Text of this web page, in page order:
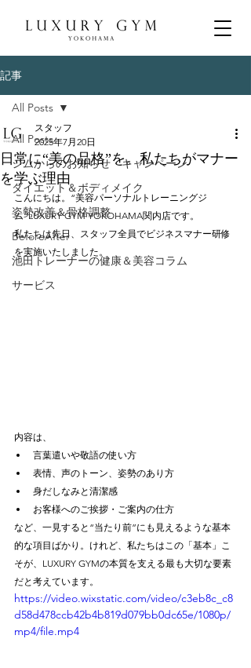
記事
All Posts
ジムからのお知らせ・キャンペーン
ダイエット＆ボディメイク
姿勢改善＆骨格調整
BeforeAfter
池田トレーナーの健康＆美容コラム
サービス
All Posts
日常に“美の品格”を。私たちがマナー
を学ぶ理由
スタッフ
2025年7月20日
こんにちは。“美容パーソナルトレーニングジ
ム”LUXURY GYM YOKOHAMA関内店です。
私たちは先日、スタッフ全員でビジネスマナー研修
を実施いたしました。
内容は、
言葉遣いや敬語の使い方
表情、声のトーン、姿勢のあり方
身だしなみと清潔感
お客様へのご挨拶・ご案内の仕方
など、一見すると“当たり前”にも見えるような基本
的な項目ばかり。けれど、私たちはこの「基本」こ
そが、LUXURY GYMの本質を支える最も大切な要素
だと考えています。
https://video.wixstatic.com/video/c3eb8c_c8
d58d478ccb42b4b819d079bb0dc65e/1080p/
mp4/file.mp4